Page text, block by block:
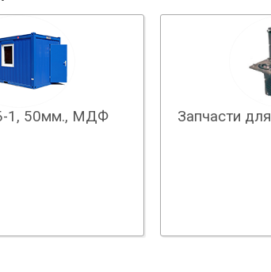
1, 50мм., МДФ Запчасти